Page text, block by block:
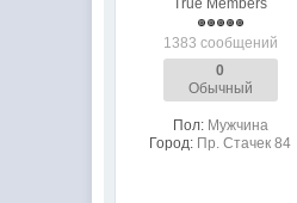
True Members
1383 сообщений
0
Обычный
Пол: Мужчина
Город: Пр. Стачек 84